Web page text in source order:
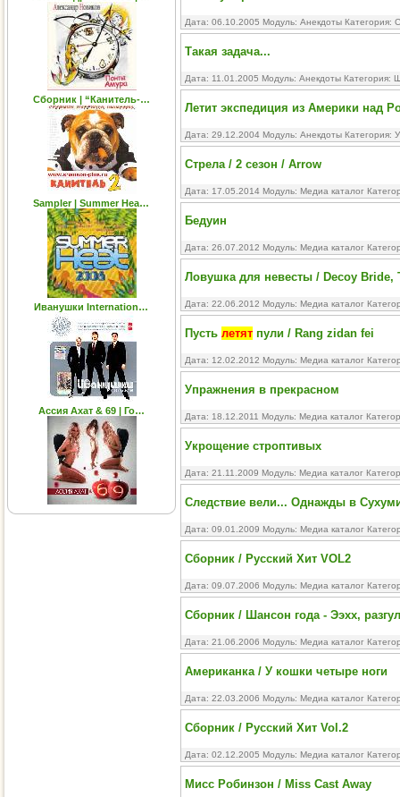
Сборник | “Канитель-…
Sampler | Summer Hea…
Иванушки Internation…
Ассия Ахат & 69 | Го…
Дата: 06.10.2005 Модуль: Анекдоты Категория:
Такая задача...
Дата: 11.01.2005 Модуль: Анекдоты Категория:
Летит экспедиция из Америки над
Дата: 29.12.2004 Модуль: Анекдоты Категория:
Стрела / 2 сезон / Arrow
Дата: 17.05.2014 Модуль: Медиа каталог
Бедуин
Дата: 26.07.2012 Модуль: Медиа каталог
Ловушка для невесты / Decoy Bride,
Дата: 22.06.2012 Модуль: Медиа каталог
Пусть летят пули / Rang zidan fei
Дата: 12.02.2012 Модуль: Медиа каталог
Упражнения в прекрасном
Дата: 18.12.2011 Модуль: Медиа каталог
Укрощение строптивых
Дата: 21.11.2009 Модуль: Медиа каталог
Следствие вели... Однажды в
Дата: 09.01.2009 Модуль: Медиа каталог
Сборник / Русский Хит VOL2
Дата: 09.07.2006 Модуль: Медиа каталог
Сборник / Шансон года - Ээхх,
Дата: 21.06.2006 Модуль: Медиа каталог
Американка / У кошки четыре ноги
Дата: 22.03.2006 Модуль: Медиа каталог
Сборник / Русский Хит Vol.2
Дата: 02.12.2005 Модуль: Медиа каталог
Мисс Робинзон / Miss Cast Away